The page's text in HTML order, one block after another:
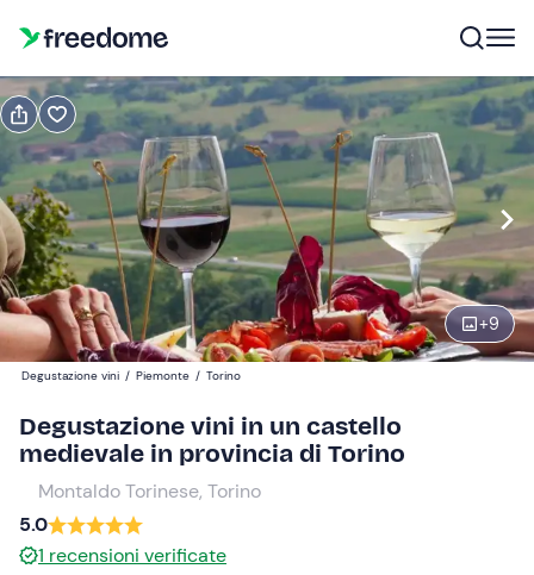
+9
Prenota Regala
Navigate
forward
to
interact
with
the
calendar
and
select
date.
Press
the
Modifica
16:30 Modifica
Partecipanti
39 €
1
Degustazione vini / Piemonte / Torino
Degustazione vini in un castello
medievale in provincia di Torino
Montaldo Torinese, Torino
5.0
1 recensioni verificate